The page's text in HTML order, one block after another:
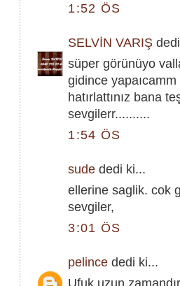
1:52 ÖS
SELVİN VARIŞ
süper görünüyo
gidince
hatırlattınız bana
sevgilerr..........
1:54 ÖS
sude dedi ki...
ellerine saglik. cok
sevgiler,
3:01 ÖS
pelince dedi ki...